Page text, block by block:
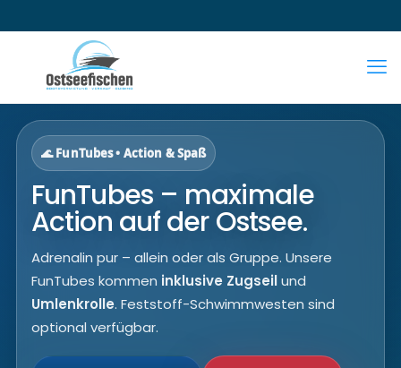
🌊 FunTubes • Action & Spaß
FunTubes – maximale
Action auf der Ostsee.
Adrenalin pur – allein oder als Gruppe. Unsere
FunTubes kommen inklusive Zugseilund
Umlenkrolle. Feststoff-Schwimmwesten sind
optional verfügbar.